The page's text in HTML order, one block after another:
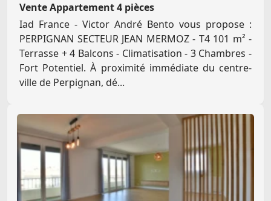
Vente Appartement 4 pièces
Iad France - Victor André Bento vous propose :
PERPIGNAN SECTEUR JEAN MERMOZ - T4 101 m² -
Terrasse + 4 Balcons - Climatisation - 3 Chambres -
Fort Potentiel. À proximité immédiate du centre-
ville de Perpignan, dé...